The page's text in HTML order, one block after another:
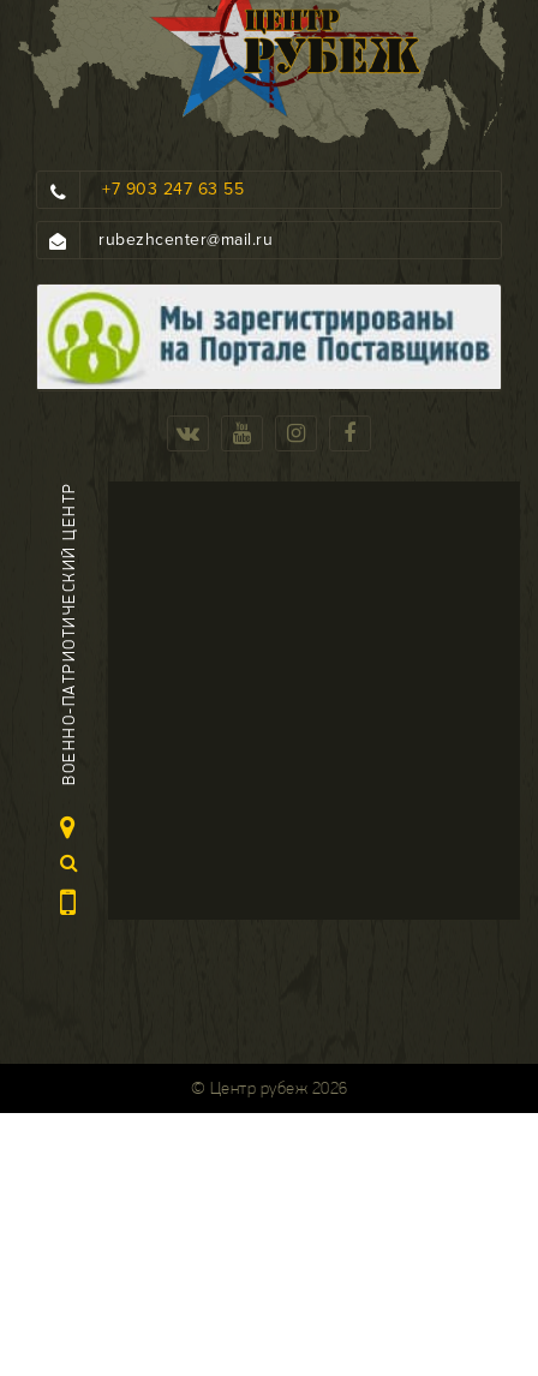
+7 903 247 63 55
rubezhcenter@mail.ru
ВОЕННО-ПАТРИОТИЧЕСКИЙ ЦЕНТР
© Центр рубеж 2026